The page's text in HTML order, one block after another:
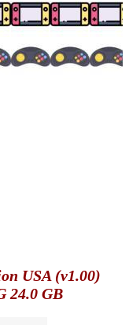
USA (v1.00)
24.0 GB